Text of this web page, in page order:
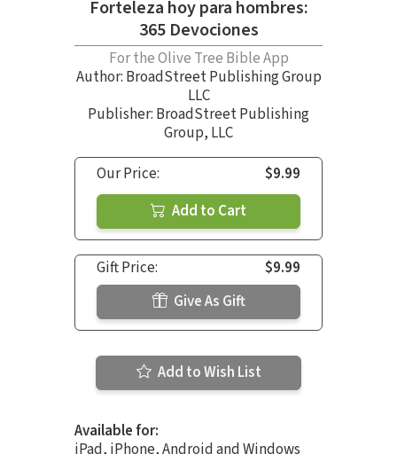
Forteleza hoy para hombres:
365 Devociones
For the Olive Tree Bible App
Author: BroadStreet Publishing Group
LLC
Publisher: BroadStreet Publishing
Group, LLC
Our Price:
$9.99
Add to Cart
Gift Price:
$9.99
Give As Gift
Add to Wish List
Available for:
iPad, iPhone, Android and Windows